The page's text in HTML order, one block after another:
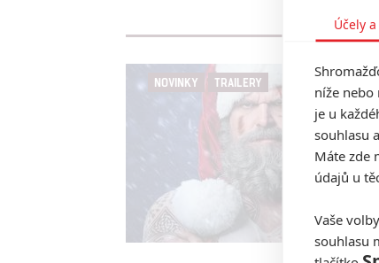
NOVINKY TRAILERY
Účely
níže
je u
souhlasu
Máte zde
údajů u
Vaše
souhlasu